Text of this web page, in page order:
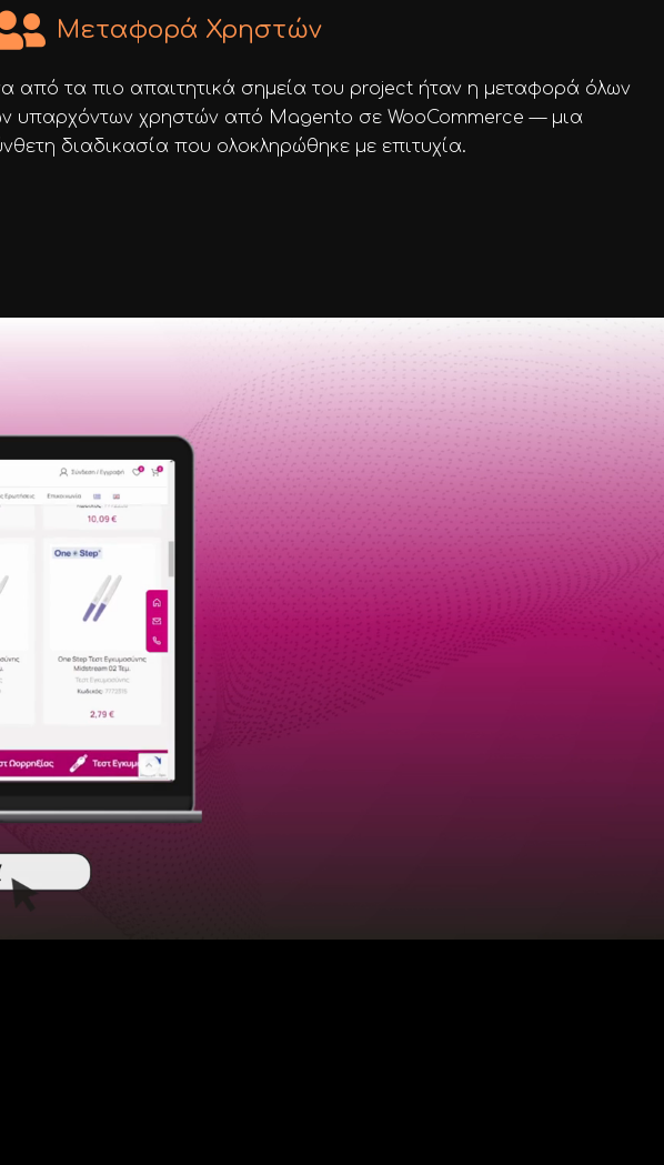
Μεταφορά Χρηστών
από τα πιο απαιτητικά σημεία του project ήταν η μεταφορά όλων
υπαρχόντων χρηστών από Magento σε WooCommerce — μια
διαδικασία που ολοκληρώθηκε με επιτυχία.